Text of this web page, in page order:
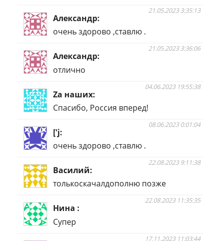
Александр
21.05.2023 3:35:13
очень здорово ,ставлю .
Александр
21.05.2023 3:36:06
отлично
Zа наших
04.06.2023 19:55:38
Спасибо, Россия вперед!
['j
08.06.2023 0:01:04
очень здорово ,ставлю .
Василий
22.08.2023 9:11:38
толькоскачалдополню позже
Нина
22.08.2023 11:35:35
Супер
17.11.2023 11:03:44